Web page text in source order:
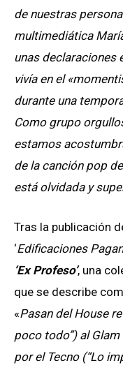
de nuestras
multimediática
unas declaraciones
vivía en el
durante una
Como grupo
estamos
de la canción pop
está olvidada y
Tras la publicación
‘Edificaciones
‘Ex Profeso’, una
que se describe
«Pasan del House
poco todo”) al
por el Tecno (“Lo